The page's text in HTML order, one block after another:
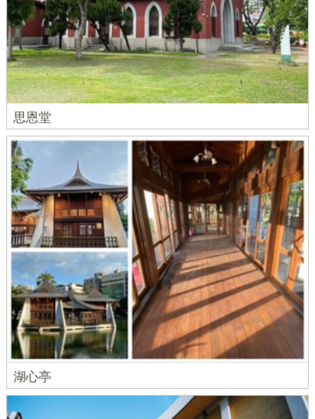
思恩堂
湖心亭